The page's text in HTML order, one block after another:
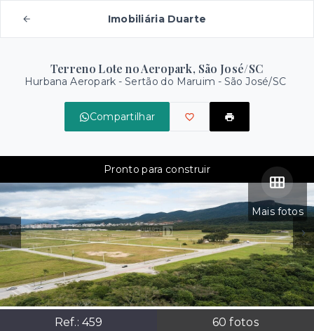
Imobiliária Duarte
Terreno Lote no Aeropark, São José/SC
Hurbana Aeropark -Sertão do Maruim - São José/SC
Compartilhar
Mais fotos
Ref.: 459 60 fotos
Pronto para construir